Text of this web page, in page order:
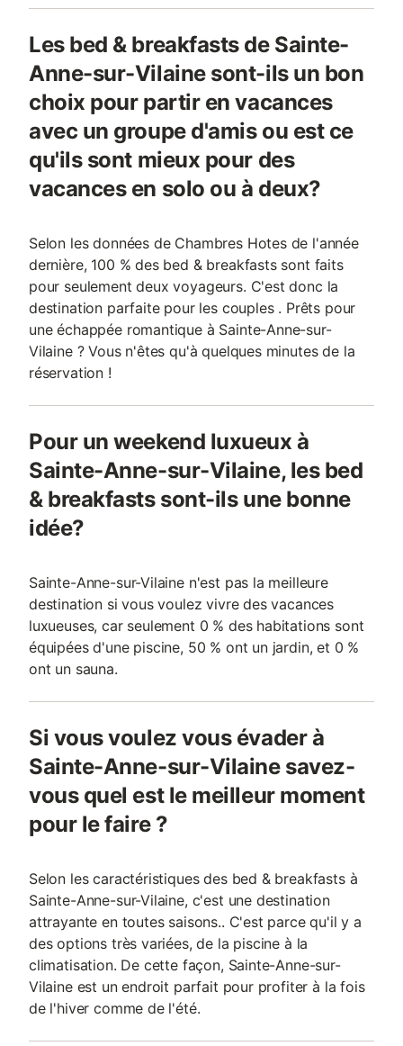
Les bed & breakfasts de Sainte-
Anne-sur-Vilaine sont-ils un bon
choix pour partir en vacances
avec un groupe d'amis ou est ce
qu'ils sont mieux pour des
vacances en solo ou à deux?
Selon les données de Chambres Hotes de l'année
dernière, 100 % des bed & breakfasts sont faits
pour seulement deux voyageurs. C'est donc la
destination parfaite pour les couples . Prêts pour
une échappée romantique à Sainte-Anne-sur-
Vilaine ? Vous n'êtes qu'à quelques minutes de la
réservation !
Pour un weekend luxueux à
Sainte-Anne-sur-Vilaine, les bed
& breakfasts sont-ils une bonne
idée?
Sainte-Anne-sur-Vilaine n'est pas la meilleure
destination si vous voulez vivre des vacances
luxueuses, car seulement 0 % des habitations sont
équipées d'une piscine, 50 % ont un jardin, et 0 %
ont un sauna.
Si vous voulez vous évader à
Sainte-Anne-sur-Vilaine savez-
vous quel est le meilleur moment
pour le faire ?
Selon les caractéristiques des bed & breakfasts à
Sainte-Anne-sur-Vilaine, c'est une destination
attrayante en toutes saisons.. C'est parce qu'il y a
des options très variées, de la piscine à la
climatisation. De cette façon, Sainte-Anne-sur-
Vilaine est un endroit parfait pour profiter à la fois
de l'hiver comme de l'été.